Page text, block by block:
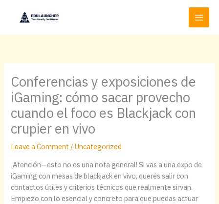
Conferencias y exposiciones de
iGaming: cómo sacar provecho
cuando el foco es Blackjack con
crupier en vivo
Leave a Comment /Uncategorized
¡Atención—esto no es una nota general! Si vas a una expo de
iGaming con mesas de blackjack en vivo, querés salir con
contactos útiles y criterios técnicos que realmente sirvan.
Empiezo con lo esencial y concreto para que puedas actuar